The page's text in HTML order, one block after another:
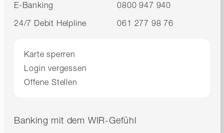
E-Banking
0800 947 940
24/7 Debit Helpline
061 277 98 76
Karte sperren
Login vergessen
Offene Stellen
Banking mit dem WIR-Gefühl